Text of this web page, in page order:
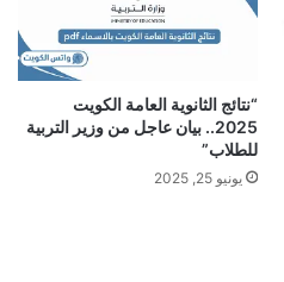
“نتائج الثانوية العامة الكويت
2025.. بيان عاجل من وزير التربية
للطلاب”
يونيو 25, 2025